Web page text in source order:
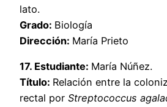
lato.
Grado: Biología
Dirección: María Prieto
17. Estudiante: María Núñez.
Título: Relación entre la
rectal por Streptococcus